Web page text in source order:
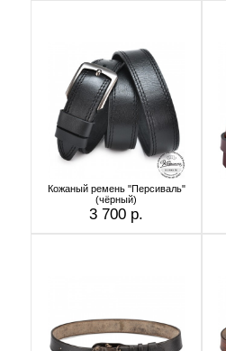
Кожаный ремень "Персиваль"
(чёрный)
3 700 р.